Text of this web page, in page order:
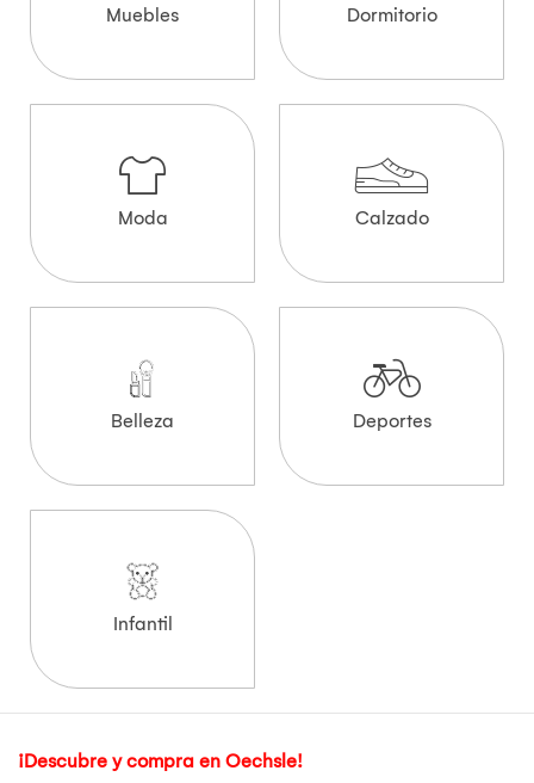
Muebles Dormitorio
Moda Calzado
Belleza Deportes
Infantil
¡Descubre y compra en Oechsle!